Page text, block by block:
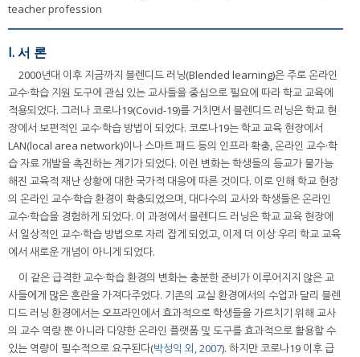
teacher profession
I. 서 론
2000년대 이후 지금까지 블렌디드 러닝(Blended learning)은 주로 온라인
교수·학습 지원 도구에 관심 있는 교사들을 중심으로 필요에 따라 학교 교육에
적용되었다. 그러나 코로나19(Covid-19)를 거치면서 블렌디드 러닝은 학교 현
장에서 보편적인 교수·학습 방법이 되었다. 코로나19는 학교 교육 현장에서
LAN(local area network)이나 스마트 패드 등의 인프라 확충, 온라인 교수·학
습 자료 개발을 촉진하는 계기가 되었다. 이런 변화는 학생들의 등교가 불가능
해진 교육적 재난 상황에 대한 국가적 대응에 따른 것이다. 이로 인해 학교 현장
의 온라인 교수·학습 환경이 확충되었으며, 대다수의 교사와 학생들은 온라인
교수·학습을 경험하게 되었다. 이 과정에서 블렌디드 러닝은 학교 교육 현장에
서 일상적인 교수·학습 방법으로 자리 잡게 되었고, 이제 더 이상 우리 학교 교육
에서 새로운 개념이 아니게 되었다.
이 같은 급격한 교수·학습 환경의 변화는 충분한 준비가 이루어지지 않은 교
사들에게 많은 혼란을 가져다주었다. 기존의 교실 환경에서의 수업과 달리 블렌
디드 러닝 환경에서는 오프라인에서 효과적으로 학생들을 가르치기 위해 교사
의 교수 역량 뿐 아니라 다양한 온라인 플랫폼 및 도구를 효과적으로 활용할 수
있는 역량이 필수적으로 요구된다(박성익 외, 2007). 하지만 코로나19 이후 급